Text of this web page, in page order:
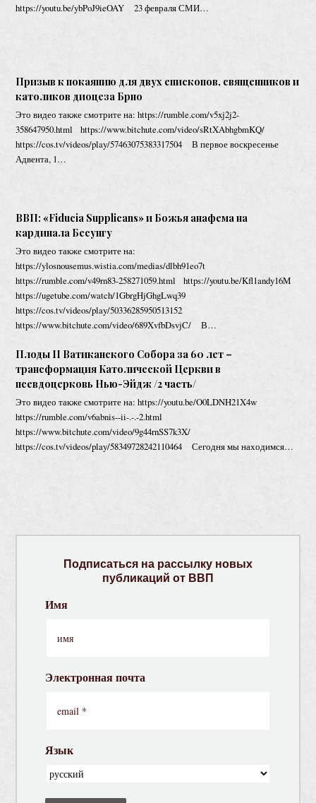
https://youtu.be/ybPoJ9ieOAY 23 февраля СМИ…
Призыв к покаянию для двух епископов, священников и
католиков диоцеза Брно
Это видео также смотрите на: https://rumble.com/v5xj2j2-
358647950.html https://www.bitchute.com/video/sRtXAbhgbmKQ/
https://cos.tv/videos/play/57463075383317504 В первое воскресенье
Адвента, 1…
ВВП: «Fiducia Supplicans» и Божья анафема на
кардинала Бесунгу
Это видео также смотрите на:
https://ylosnousemus.wistia.com/medias/dlbh91eo7t
https://rumble.com/v49rn83-258271059.html https://youtu.be/Kfl1andy16M
https://ugetube.com/watch/1GbrgHjGhgLwq39
https://cos.tv/videos/play/50336285950513152
https://www.bitchute.com/video/689XvfbDsvjC/ В…
Плоды II Ватиканского Собора за 60 лет –
трансформация Католической Церкви в
псевдоцерковь Нью-Эйдж /2 часть/
Это видео также смотрите на: https://youtu.be/O0LDNH21X4w
https://rumble.com/v6abnis--ii-.-.-2.html
https://www.bitchute.com/video/9g44rnSS7k3X/
https://cos.tv/videos/play/58349728242110464 Сегодня мы находимся…
Подписаться на рассылку новых
публикаций от ВВП
Имя
Электронная почта
Язык